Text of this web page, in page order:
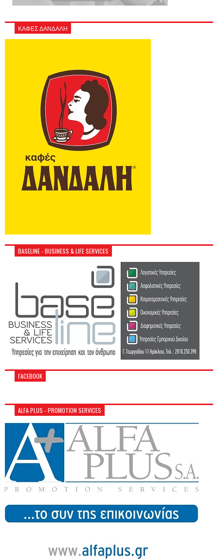
ΚΑΦΕΣ ΔΑΝΔΑΛΗ
BASELINE - BUSINESS & LIFE SERVICES
FACEBOOK
ALFA PLUS - PROMOTION SERVICES